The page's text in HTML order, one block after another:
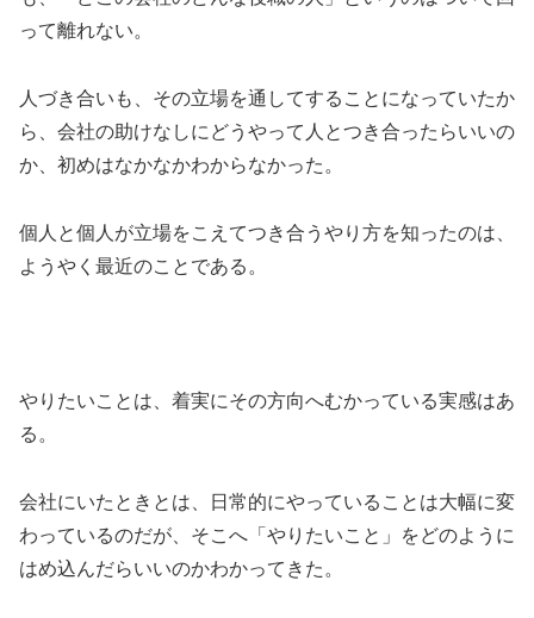
って離れない。
人づき合いも、その立場を通してすることになっていたか
ら、会社の助けなしにどうやって人とつき合ったらいいの
か、初めはなかなかわからなかった。
個人と個人が立場をこえてつき合うやり方を知ったのは、
ようやく最近のことである。
やりたいことは、着実にその方向へむかっている実感はあ
る。
会社にいたときとは、日常的にやっていることは大幅に変
わっているのだが、そこへ「やりたいこと」をどのように
はめ込んだらいいのかわかってきた。